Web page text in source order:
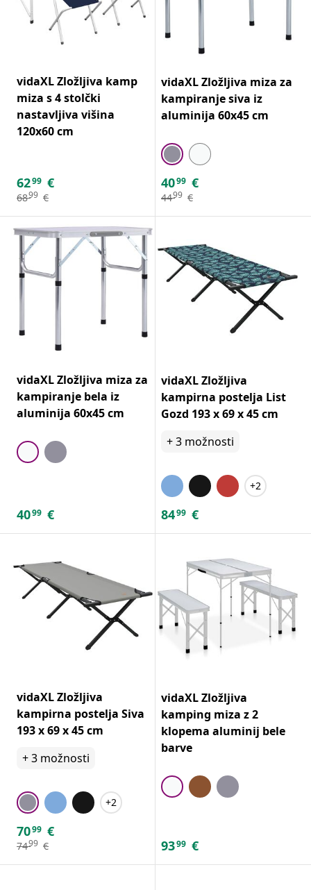
vidaXL Zložljiva kamp
miza s 4 stolčki
nastavljiva višina
120x60 cm
6299 €
6899 €
vidaXL Zložljiva miza za
kampiranje siva iz
aluminija 60x45 cm
4099 €
4499 €
vidaXL Zložljiva miza za
kampiranje bela iz
aluminija 60x45 cm
4099 €
vidaXL Zložljiva
kampirna postelja List
Gozd 193 x 69 x 45 cm
+3 možnosti
+2
8499 €
vidaXL Zložljiva
kampirna postelja Siva
193 x 69 x 45 cm
+3 možnosti
+2
7099 €
7499 €
vidaXL Zložljiva
kamping miza z 2
klopema aluminij bele
barve
9399 €